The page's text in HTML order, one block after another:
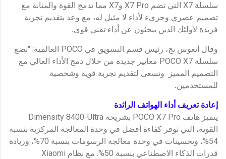
سلسلة X7 التي تضم X7 Pro وX7 مما تدمج القوة والمتانة مع
تصميم عصري وجريء لأداء لا مثيل له، مع وعد بتقديم تجربة
فريدة لأولئك الذين يبحثون عن أداء تقني قوي.
وقال أنغوس نج، رئيس قسم التسويق في POCO العالمية: "تضع
سلسلة POCO X7 معايير جديدة من خلال دمج الأداء العالي مع
التصميم المميز ونسعى لتقديم تجربة قوية وشخصية
للمستخدمين.
إعادة تعريف أداء الهواتف الرائدة
يتميز هاتف POCO X7 Pro بشريحة Dimensity 8400-Ultra
القوية، التي توفر كفاءة أفضل في وحدة المعالجة المركزية بنسبة
54%، وتحسينات في وحدة معالجة الرسومات بنسبة 70%، وزيادة
قدرات الذكاء الاصطناعي بنسبة 50%. مع نظام Xiaomi